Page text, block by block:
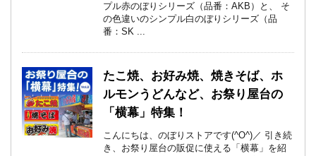
プル赤のぼりシリーズ（品番：AKB）と、 そ
の色違いのシンプル白のぼりシリーズ（品
番：SK ...
たこ焼、お好み焼、焼きそば、ホ
ルモンうどんなど、お祭り屋台の
「横幕」特集！
こんにちは、のぼりストアです(^O^)／ 引き続
き、お祭り屋台の販促に使える「横幕」を紹